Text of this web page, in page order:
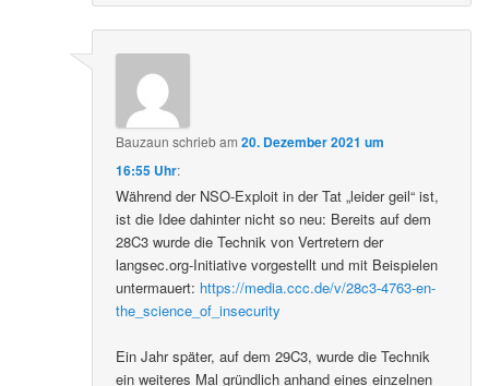
Bauzaun schriebam20. Dezember 2021 um
16:55 Uhr:
Während der NSO-Exploit in der Tat „leider geil“ ist,
ist die Idee dahinter nicht so neu: Bereits auf dem
28C3 wurde die Technik von Vertretern der
langsec.org-Initiative vorgestellt und mit Beispielen
untermauert: https://media.ccc.de/v/28c3-4763-en-
the_science_of_insecurity
Ein Jahr später, auf dem 29C3, wurde die Technik
ein weiteres Mal gründlich anhand eines einzelnen